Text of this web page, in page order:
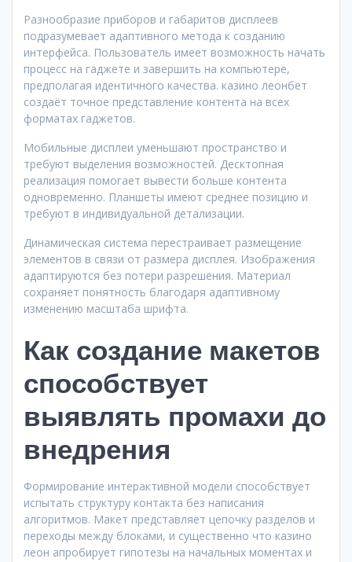
Разнообразие приборов и габаритов дисплеев
подразумевает адаптивного метода к созданию
интерфейса. Пользователь имеет возможность начать
процесс на гаджете и завершить на компьютере,
предполагая идентичного качества. казино леонбет
создаёт точное представление контента на всех
форматах гаджетов.
Мобильные дисплеи уменьшают пространство и
требуют выделения возможностей. Десктопная
реализация помогает вывести больше контента
одновременно. Планшеты имеют среднее позицию и
требуют в индивидуальной детализации.
Динамическая система перестраивает размещение
элементов в связи от размера дисплея. Изображения
адаптируются без потери разрешения. Материал
сохраняет понятность благодаря адаптивному
изменению масштаба шрифта.
Как создание макетов
способствует
выявлять промахи до
внедрения
Формирование интерактивной модели способствует
испытать структуру контакта без написания
алгоритмов. Макет представляет цепочку разделов и
переходы между блоками, и существенно что казино
леон апробирует гипотезы на начальных моментах и